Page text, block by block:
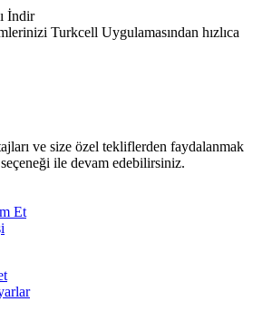
İndir
Turkcell Uygulamasından hızlıca
ve size özel tekliflerden faydalanmak
ile devam edebilirsiniz.
Et